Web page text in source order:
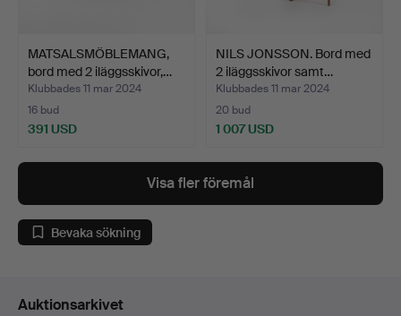
MATSALSMÖBLEMANG,
bord med 2 iläggsskivor,…
Klubbades 11 mar 2024
16 bud
391 USD
NILS JONSSON. Bord med
2 iläggsskivor samt…
Klubbades 11 mar 2024
20 bud
1 007 USD
Visa fler föremål
Bevaka sökning
Auktionsarkivet